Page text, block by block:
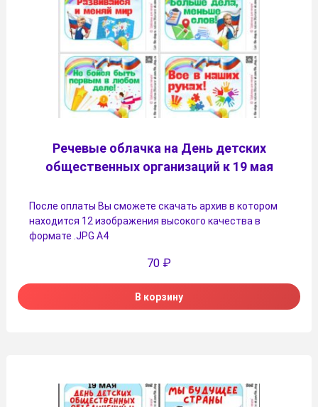
Речевые облачка на День детских
общественных организаций к 19 мая
После оплаты Вы сможете скачать архив в котором
находится 12 изображения высокого качества в
формате .JPG А4
70 ₽
В корзину